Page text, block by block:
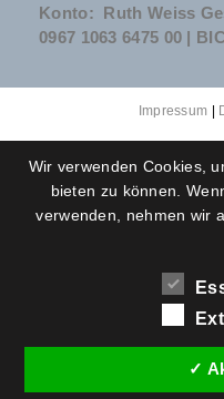
Konto: Ruth Weiss
0967 1063 6475 00 |
Impressum
Wir verwenden Cookies,
bieten zu können.
verwenden, nehmen wir
✓